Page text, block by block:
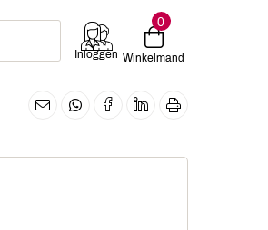
Inloggen
0
Winkelmand